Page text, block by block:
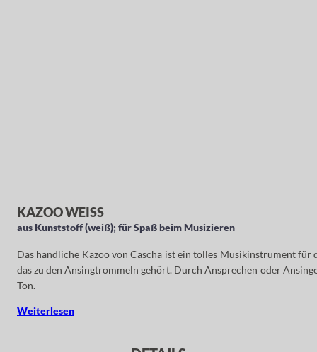
KAZOO WEISS
aus Kunststoff (weiß); für Spaß beim Musizieren
Das handliche Kazoo von Cascha ist ein tolles Musikinstrument
das zu den Ansingtrommeln gehört. Durch Ansprechen oder
Ton.
Weiterlesen